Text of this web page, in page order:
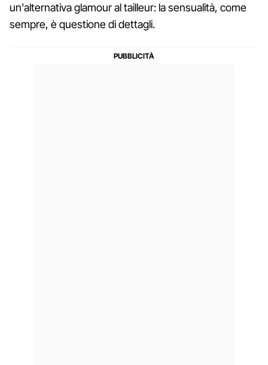
un'alternativa glamour al tailleur: la sensualità, come
sempre, è questione di dettagli.